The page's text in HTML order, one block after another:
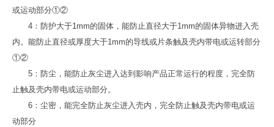
或运动部分①②
4：防护大于1mm的固体，能防止直径大于1mm的固体异物进入壳
内。能防止直径或厚度大于1mm的导线或片条触及壳内带电或运转部分
①②
5：防尘，能防止灰尘进入达到影响产品正常运行的程度，完全防
止触及壳内带电或运动部分。
6：尘密，能完全防止灰尘进入壳内，完全防止触及壳内带电或运
动部分